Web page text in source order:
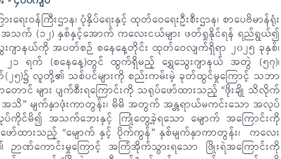
ားရေးဝန်ကြီးဌာန၊ ပုံနှိပ်ရေးနှင့် ထုတ်ဝေရေးဦးစီးဌာန၊ စာပေဗိမာန်ရုံး
က် (၁၂) နှစ်နှင့်အောက် ကလေးငယ်များ ဖတ်ရှုနိုင်ရန် ရည်ရွယ်၍
းဂျာနယ်ကို အပတ်စဉ် စနေနေ့တိုင်း ထုတ်ဝေလျက်ရှိရာ ၂၀၂၅ ခုနှစ်၊
၂၁ ရက် (စနေနေ့)တွင် ထွက်ရှိမည့် ရွှေသွေးဂျာနယ် အတွဲ (၅၇)၊
၂၅)၌ လူတို့၏ သစ်ပင်များကို စည်းကမ်းမဲ့ ခုတ်ထွင်မှုကြောင့် သဘာ
တောင် များ ပျက်စီးရကြောင်းကို သရုပ်ဖော်ထားသည့် “ဖိုးချို သိလိုက်
သိ” မျက်နှာဖုံးကာတွန်း၊ မိမိ အတွက် အန္တရာယ်မကင်းသော အလုပ်
ကိုင်မိ၍ အသက်ဘေးနှင့် ကြုံတွေ့ခဲ့ရသော မျောက် အကြောင်းကို
ော်ထားသည့် “မျောက် နှင့် ပိုက်ကွန်” နှစ်မျက်နှာကာတွန်း၊ ကလေး
ာဏ်ကောင်းမှုကြောင့် အကြံအိုက်သွားရသော ဖြိုးရဲအကြောင်းကို